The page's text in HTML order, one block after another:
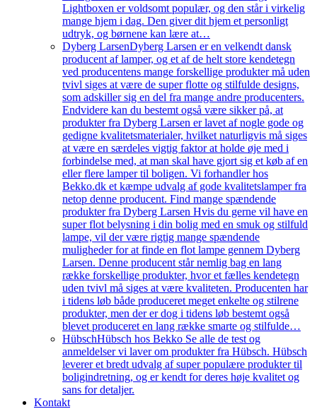
Lightboxen er voldsomt populær, og den står i virkelig
mange hjem i dag. Den giver dit hjem et personligt
udtryk, og børnene kan lære at…
Dyberg LarsenDyberg Larsen er en velkendt dansk
producent af lamper, og et af de helt store kendetegn
ved producentens mange forskellige produkter må uden
tvivl siges at være de super flotte og stilfulde designs,
som adskiller sig en del fra mange andre producenters.
Endvidere kan du bestemt også være sikker på, at
produkter fra Dyberg Larsen er lavet af nogle gode og
gedigne kvalitetsmaterialer, hvilket naturligvis må siges
at være en særdeles vigtig faktor at holde øje med i
forbindelse med, at man skal have gjort sig et køb af en
eller flere lamper til boligen. Vi forhandler hos
Bekko.dk et kæmpe udvalg af gode kvalitetslamper fra
netop denne producent. Find mange spændende
produkter fra Dyberg Larsen Hvis du gerne vil have en
super flot belysning i din bolig med en smuk og stilfuld
lampe, vil der være rigtig mange spændende
muligheder for at finde en flot lampe gennem Dyberg
Larsen. Denne producent står nemlig bag en lang
række forskellige produkter, hvor et fælles kendetegn
uden tvivl må siges at være kvaliteten. Producenten har
i tidens løb både produceret meget enkelte og stilrene
produkter, men der er dog i tidens løb bestemt også
blevet produceret en lang række smarte og stilfulde…
HübschHübsch hos Bekko Se alle de test og
anmeldelser vi laver om produkter fra Hübsch. Hübsch
leverer et bredt udvalg af super populære produkter til
boligindretning, og er kendt for deres høje kvalitet og
sans for detaljer.
Kontakt